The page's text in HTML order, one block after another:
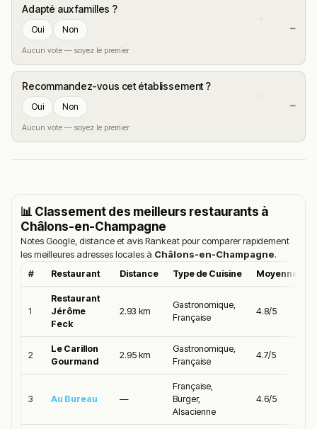
Adapté aux familles ?
Oui Non
Aucun vote — soyez le premier
—
Recommandez-vous cet établissement ?
Oui Non
Aucun vote — soyez le premier
—
📊 Classement des meilleurs restaurants à
Châlons-en-Champagne
Notes Google, distance et avis Rankeat pour comparer rapidement
les meilleures adresses locales à Châlons-en-Champagne.
# Restaurant Distance Type de Cuisine Moyenne
1
Restaurant
Jérôme
Feck
2.93 km
Gastronomique,
Française
4.8/5
2
Le Carillon
Gourmand
2.95 km
Gastronomique,
Française
4.7/5
3 Au Bureau —
Française,
Burger,
Alsacienne
4.6/5